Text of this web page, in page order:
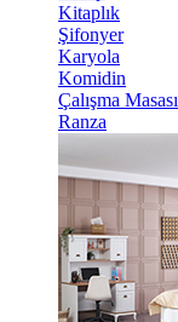
Kitaplık
Şifonyer
Karyola
Komidin
Çalışma Masası
Ranza